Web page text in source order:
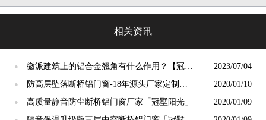
相关资讯
●
徽派建筑上的铝合金翘角有什么作用？【冠墅
阳光】
2023/07/04
●
防高层坠落断桥铝门窗-18年源头厂家定制
「冠墅阳光」
2020/01/10
● 高质量静音防尘断桥铝门窗厂家「冠墅阳光」 2020/01/09